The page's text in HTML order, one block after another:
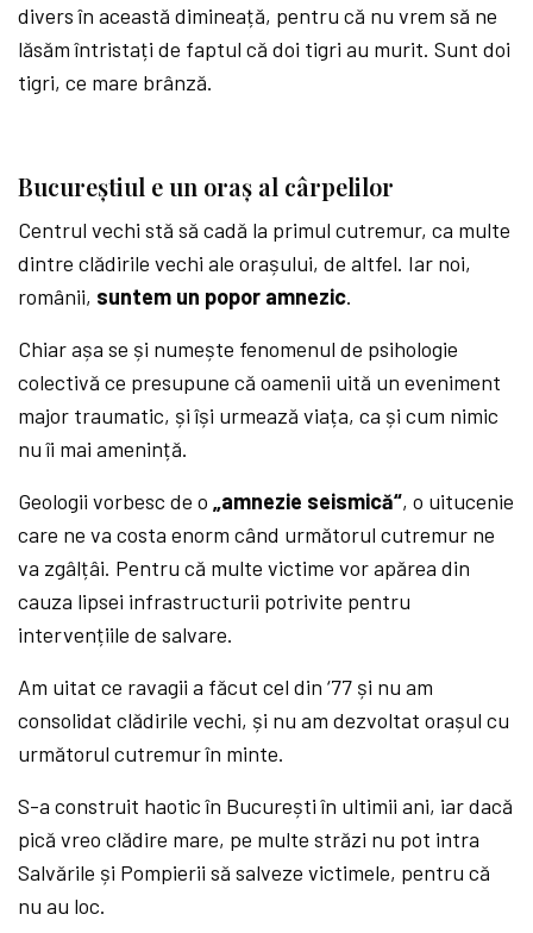
divers în această dimineață, pentru că nu vrem să ne
lăsăm întristați de faptul că doi tigri au murit. Sunt doi
tigri, ce mare brânză.
Bucureștiul e un oraș al cârpelilor
Centrul vechi stă să cadă la primul cutremur, ca multe
dintre clădirile vechi ale orașului, de altfel. Iar noi,
românii, suntem un popor amnezic.
Chiar așa se și numește fenomenul de psihologie
colectivă ce presupune că oamenii uită un eveniment
major traumatic, și își urmează viața, ca și cum nimic
nu îi mai amenință.
Geologii vorbesc de o„amnezie seismică“, o uitucenie
care ne va costa enorm când următorul cutremur ne
va zgâlțâi. Pentru că multe victime vor apărea din
cauza lipsei infrastructurii potrivite pentru
intervențiile de salvare.
Am uitat ce ravagii a făcut cel din ‘77 și nu am
consolidat clădirile vechi, și nu am dezvoltat orașul cu
următorul cutremur în minte.
S-a construit haotic în București în ultimii ani, iar dacă
pică vreo clădire mare, pe multe străzi nu pot intra
Salvările și Pompierii să salveze victimele, pentru că
nu au loc.